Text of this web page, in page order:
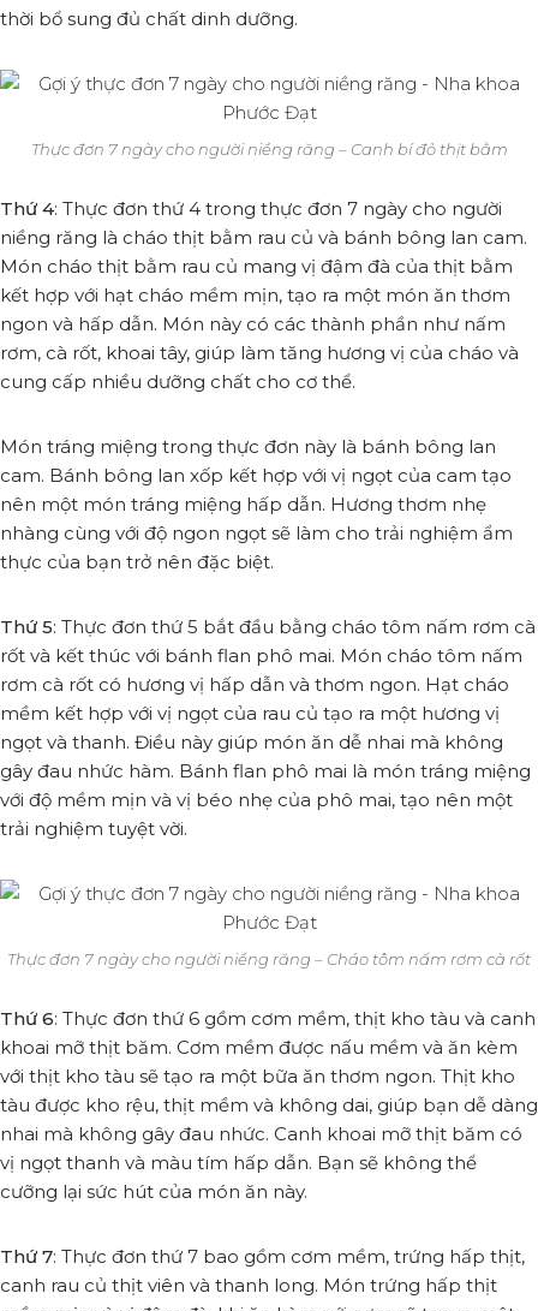
thời bổ sung đủ chất dinh dưỡng.
Thực đơn 7 ngày cho người niềng răng – Canh bí đỏ thịt bằm
Thứ 4: Thực đơn thứ 4 trong thực đơn 7 ngày cho người
niềng răng là cháo thịt bằm rau củ và bánh bông lan cam.
Món cháo thịt bằm rau củ mang vị đậm đà của thịt bằm
kết hợp với hạt cháo mềm mịn, tạo ra một món ăn thơm
ngon và hấp dẫn. Món này có các thành phần như nấm
rơm, cà rốt, khoai tây, giúp làm tăng hương vị của cháo và
cung cấp nhiều dưỡng chất cho cơ thể.
Món tráng miệng trong thực đơn này là bánh bông lan
cam. Bánh bông lan xốp kết hợp với vị ngọt của cam tạo
nên một món tráng miệng hấp dẫn. Hương thơm nhẹ
nhàng cùng với độ ngon ngọt sẽ làm cho trải nghiệm ẩm
thực của bạn trở nên đặc biệt.
Thứ 5: Thực đơn thứ 5 bắt đầu bằng cháo tôm nấm rơm cà
rốt và kết thúc với bánh flan phô mai. Món cháo tôm nấm
rơm cà rốt có hương vị hấp dẫn và thơm ngon. Hạt cháo
mềm kết hợp với vị ngọt của rau củ tạo ra một hương vị
ngọt và thanh. Điều này giúp món ăn dễ nhai mà không
gây đau nhức hàm. Bánh flan phô mai là món tráng miệng
với độ mềm mịn và vị béo nhẹ của phô mai, tạo nên một
trải nghiệm tuyệt vời.
Thực đơn 7 ngày cho người niềng răng – Cháo tôm nấm rơm cà rốt
Thứ 6: Thực đơn thứ 6 gồm cơm mềm, thịt kho tàu và canh
khoai mỡ thịt băm. Cơm mềm được nấu mềm và ăn kèm
với thịt kho tàu sẽ tạo ra một bữa ăn thơm ngon. Thịt kho
tàu được kho rệu, thịt mềm và không dai, giúp bạn dễ dàng
nhai mà không gây đau nhức. Canh khoai mỡ thịt băm có
vị ngọt thanh và màu tím hấp dẫn. Bạn sẽ không thể
cưỡng lại sức hút của món ăn này.
Thứ 7: Thực đơn thứ 7 bao gồm cơm mềm, trứng hấp thịt,
canh rau củ thịt viên và thanh long. Món trứng hấp thịt